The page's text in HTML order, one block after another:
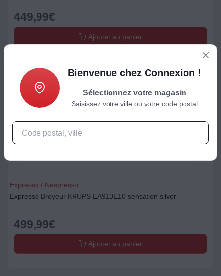
449,99€
Ajouter au panier
Expresso / Nespresso
Expresso Broyeur KRUPS EA910E10 sensation silver
499,99€
Ajouter au panier
Bienvenue chez Connexion !
Sélectionnez votre magasin
Saisissez votre ville ou votre code postal